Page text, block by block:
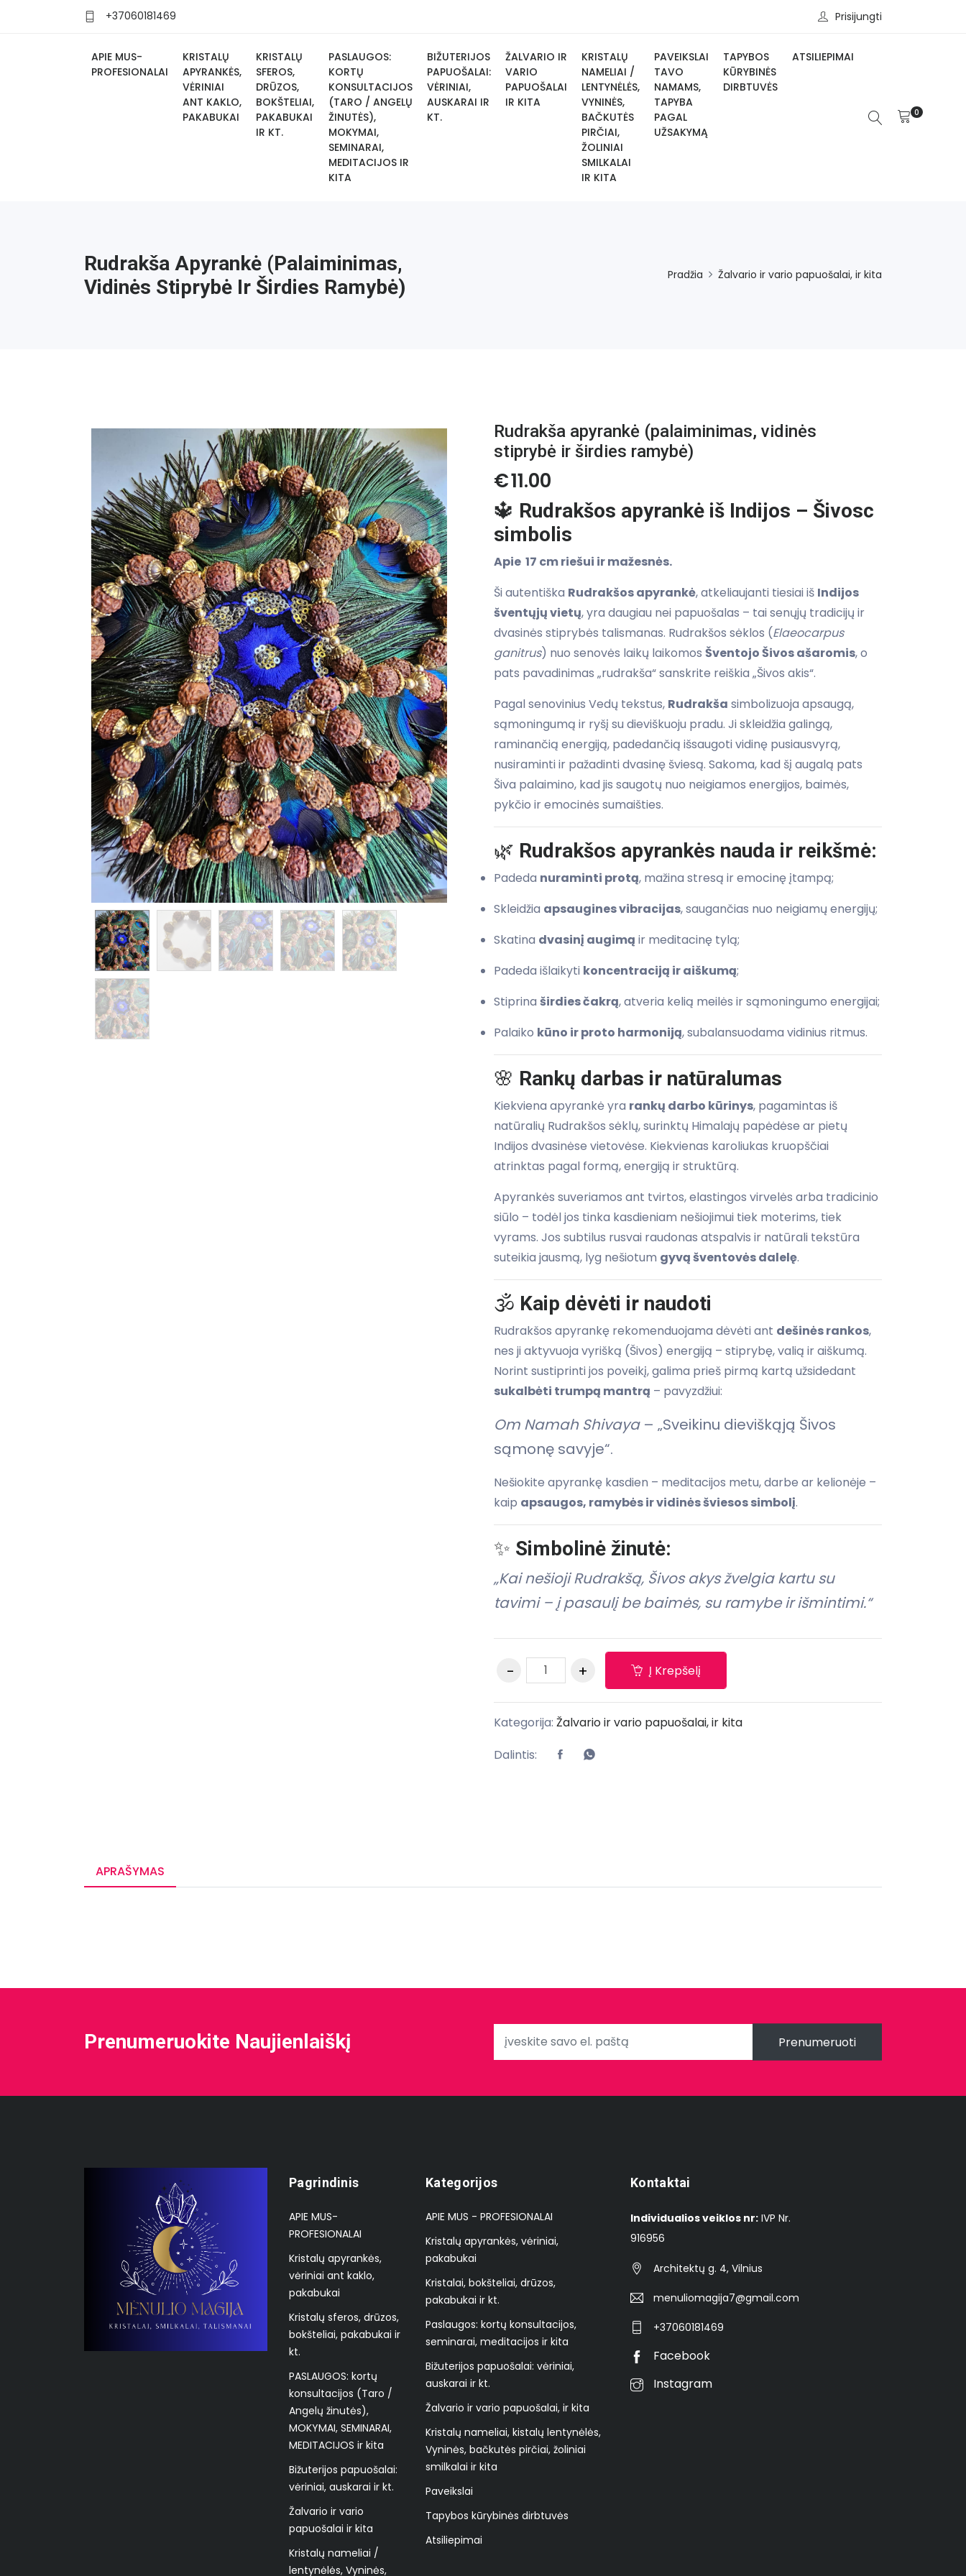
+37060181469 Prisijungti
APIE MUS-
PROFESIONALAI
KRISTALŲ
APYRANKĖS,
VĖRINIAI
ANT KAKLO,
PAKABUKAI
KRISTALŲ
SFEROS,
DRŪZOS,
BOKŠTELIAI,
PAKABUKAI
IR KT.
PASLAUGOS:
KORTŲ
KONSULTACIJOS
(TARO / ANGELŲ
ŽINUTĖS),
MOKYMAI,
SEMINARAI,
MEDITACIJOS IR
KITA
BIŽUTERIJOS
PAPUOŠALAI:
VĖRINIAI,
AUSKARAI IR
KT.
ŽALVARIO IR
VARIO
PAPUOŠALAI
IR KITA
KRISTALŲ
NAMELIAI /
LENTYNĖLĖS,
VYNINĖS,
BAČKUTĖS
PIRČIAI,
ŽOLINIAI
SMILKALAI
IR KITA
PAVEIKSLAI
TAVO
NAMAMS,
TAPYBA
PAGAL
UŽSAKYMĄ
TAPYBOS
KŪRYBINĖS
DIRBTUVĖS
ATSILIEPIMAI
0
Rudrakša Apyrankė (palaiminimas,
Vidinės Stiprybė Ir Širdies Ramybė)
Pradžia Žalvario ir vario papuošalai, ir kita
Rudrakša apyrankė (palaiminimas, vidinės
stiprybė ir širdies ramybė)
€11.00
🔱 Rudrakšos apyrankė iš Indijos – Šivosc
simbolis
Apie 17 cm riešui ir mažesnės.
Ši autentiška Rudrakšos apyrankė, atkeliaujanti tiesiai iš Indijos
šventųjų vietų, yra daugiau nei papuošalas – tai senųjų tradicijų ir
dvasinės stiprybės talismanas. Rudrakšos sėklos (Elaeocarpus
ganitrus) nuo senovės laikų laikomos Šventojo Šivos ašaromis, o
pats pavadinimas „rudrakša“ sanskrite reiškia „Šivos akis“.
Pagal senovinius Vedų tekstus, Rudrakša simbolizuoja apsaugą,
sąmoningumą ir ryšį su dieviškuoju pradu. Ji skleidžia galingą,
raminančią energiją, padedančią išsaugoti vidinę pusiausvyrą,
nusiraminti ir pažadinti dvasinę šviesą. Sakoma, kad šį augalą pats
Šiva palaimino, kad jis saugotų nuo neigiamos energijos, baimės,
pykčio ir emocinės sumaišties.
🌿 Rudrakšos apyrankės nauda ir reikšmė:
Padeda nuraminti protą, mažina stresą ir emocinę įtampą;
Skleidžia apsaugines vibracijas, saugančias nuo neigiamų energijų;
Skatina dvasinį augimą ir meditacinę tylą;
Padeda išlaikyti koncentraciją ir aiškumą;
Stiprina širdies čakrą, atveria kelią meilės ir sąmoningumo energijai;
Palaiko kūno ir proto harmoniją, subalansuodama vidinius ritmus.
🌸 Rankų darbas ir natūralumas
Kiekviena apyrankė yra rankų darbo kūrinys, pagamintas iš
natūralių Rudrakšos sėklų, surinktų Himalajų papėdėse ar pietų
Indijos dvasinėse vietovėse. Kiekvienas karoliukas kruopščiai
atrinktas pagal formą, energiją ir struktūrą.
Apyrankės suveriamos ant tvirtos, elastingos virvelės arba tradicinio
siūlo – todėl jos tinka kasdieniam nešiojimui tiek moterims, tiek
vyrams. Jos subtilus rusvai raudonas atspalvis ir natūrali tekstūra
suteikia jausmą, lyg nešiotum gyvą šventovės dalelę.
🕉️ Kaip dėvėti ir naudoti
Rudrakšos apyrankę rekomenduojama dėvėti ant dešinės rankos,
nes ji aktyvuoja vyrišką (Šivos) energiją – stiprybę, valią ir aiškumą.
Norint sustiprinti jos poveikį, galima prieš pirmą kartą užsidedant
sukalbėti trumpą mantrą – pavyzdžiui:
Om Namah Shivaya– „Sveikinu dieviškąją Šivos
sąmonę savyje“.
Nešiokite apyrankę kasdien – meditacijos metu, darbe ar kelionėje –
kaip apsaugos, ramybės ir vidinės šviesos simbolį.
✨ Simbolinė žinutė:
„Kai nešioji Rudrakšą, Šivos akys žvelgia kartu su
tavimi – į pasaulį be baimės, su ramybe ir išmintimi.“
Į Krepšelį
Kategorija: Žalvario ir vario papuošalai, ir kita
Dalintis:
APRAŠYMAS
Prenumeruokite Naujienlaiškį Prenumeruoti
Pagrindinis
APIE MUS-
PROFESIONALAI
Kristalų apyrankės,
vėriniai ant kaklo,
pakabukai
Kristalų sferos, drūzos,
bokšteliai, pakabukai ir
kt.
PASLAUGOS: kortų
konsultacijos (Taro /
Angelų žinutės),
MOKYMAI, SEMINARAI,
MEDITACIJOS ir kita
Bižuterijos papuošalai:
vėriniai, auskarai ir kt.
Žalvario ir vario
papuošalai ir kita
Kristalų nameliai /
lentynėlės, Vyninės,
Kategorijos
APIE MUS - PROFESIONALAI
Kristalų apyrankės, vėriniai,
pakabukai
Kristalai, bokšteliai, drūzos,
pakabukai ir kt.
Paslaugos: kortų konsultacijos,
seminarai, meditacijos ir kita
Bižuterijos papuošalai: vėriniai,
auskarai ir kt.
Žalvario ir vario papuošalai, ir kita
Kristalų nameliai, kistalų lentynėlės,
Vyninės, bačkutės pirčiai, žoliniai
smilkalai ir kita
Paveikslai
Tapybos kūrybinės dirbtuvės
Atsiliepimai
Kontaktai
Individualios veiklos nr: IVP Nr.
916956
Architektų g. 4, Vilnius
menuliomagija7@gmail.com
+37060181469
Facebook
Instagram